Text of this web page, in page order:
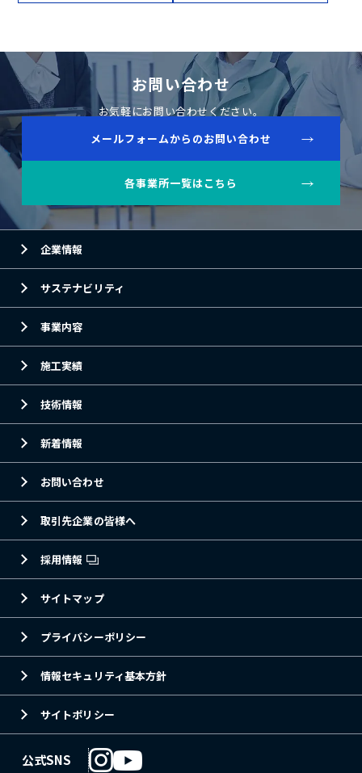
お問い合わせ
お気軽にお問い合わせください。
メールフォームからのお問い合わせ
各事業所一覧はこちら
企業情報
サステナビリティ
事業内容
施工実績
技術情報
新着情報
お問い合わせ
取引先企業の皆様へ
採用情報
サイトマップ
プライバシーポリシー
情報セキュリティ基本方針
サイトポリシー
公式SNS